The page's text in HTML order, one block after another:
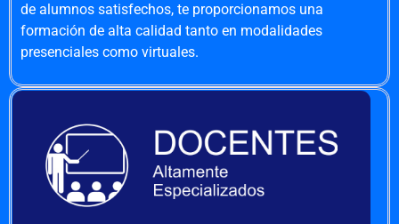
de alumnos satisfechos, te proporcionamos una
formación de alta calidad tanto en modalidades
presenciales como virtuales.